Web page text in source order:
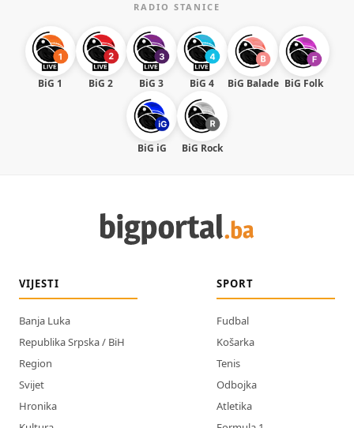
RADIO STANICE
BiG 1 BiG 2 BiG 3 BiG 4 BiG Balade BiG Folk
BiG iG BiG Rock
VIJESTI
Banja Luka
Republika Srpska / BiH
Region
Svijet
Hronika
SPORT
Fudbal
Košarka
Tenis
Odbojka
Atletika